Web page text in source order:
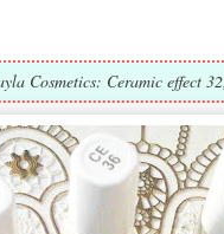
Cosmetics: Ceramic effect